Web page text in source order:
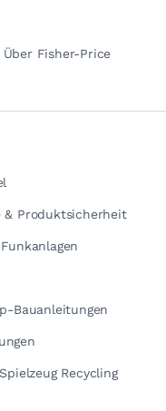
Über Fisher-Price
Produktsicherheit
Bauanleitungen
Recycling